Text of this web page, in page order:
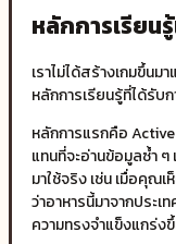
หลักการเรียน
เราไม่ได้สร้างเกมขึ้น
หลักการเรียนรู้ที่ได้รับ
หลักการแรกคือ
แทนที่จะอ่านข้อมูลซ้ำ
มาใช้จริง เช่น เมื่อคุณ
ว่าอาหารนี้มาจากประเ
ความทรงจำแข็งแกร่ง